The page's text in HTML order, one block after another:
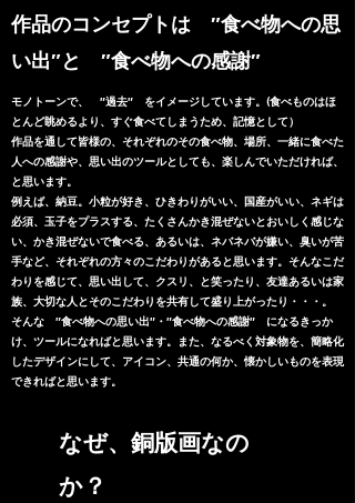
​作品のコンセプトは ″食べ物への思
い出″と ″食べ物への感謝″
モノトーンで、 ″過去″ をイメージしています。(食べものはほ
とんど眺めるより、すぐ食べてしまうため、記憶として）
作品を通して皆様の、それぞれのその食べ物、場所、一緒に食べた
人への感謝や、思い出のツールとしても、楽しんでいただければ、
と思います。
例えば、納豆。小粒が好き、ひきわりがいい、国産がいい、ネギは
必須、玉子をプラスする、たくさんかき混ぜないとおいしく感じな
い、かき混ぜないで食べる、あるいは、ネバネバが嫌い、臭いが苦
手など、それぞれの方々のこだわりがあると思います。そんなこだ
わりを感じて、思い出して、クスリ、と笑ったり、友達あるいは家
族、大切な人とそのこだわりを共有して盛り上がったり・・・。
そんな ″食べ物への思い出″・″食べ物への感謝″ になるきっか
け、ツールになればと思います。また、なるべく対象物を、簡略化
したデザインにして、アイコン、共通の何か、懐かしいものを表現
できればと思います。
​なぜ、銅版画なの
か？